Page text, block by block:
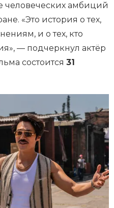
человеческих амбиций
«Это история о тех,
и о тех, кто
— подчеркнул актёр
состоится 31